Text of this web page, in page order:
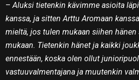
–Aluksi tietenkin kävimme asioita
kanssa, ja sitten Arttu Aromaan
mieltä, jos tulen mukaan siihen
mukaan. Tietenkin hänet ja kaikki
ennestään, koska olen ollut
vastuuvalmentajana ja muutenkin